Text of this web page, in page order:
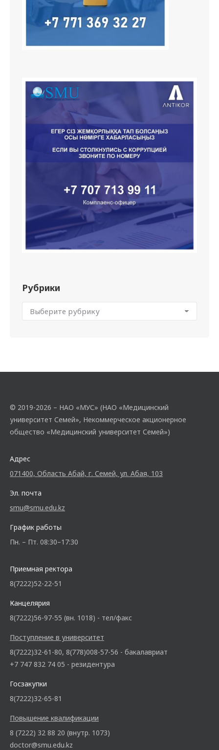
Рубрики
© 2019-2026 – НАО «МУС» (НАО «Медицинский
университет Семей», Некоммерческое акционерное
общество «Медицинский университет Семей»)
Адрес
071400, Область Абай, г. Семей, ул. Абая, 103
Эл. почта
smu@smu.edu.kz
График работы
Пн. – Пт. 08:30–17:30
Приемная ректора
8(7222)52-22-51
Канцелярия
8(7222)56-97-55 (вн. 1018) - тел/факс
Поступление в университет
8(7222)32-61-80, 8(778)008-57-56 - бакалавриат
+7 747 832 74 05 - резидентура
Госзакупки
8(7222)32-65-81
Повышение квалификации
8 (7222) 32 88 20 (внутр. 1073)
doctor@smu.edu.kz